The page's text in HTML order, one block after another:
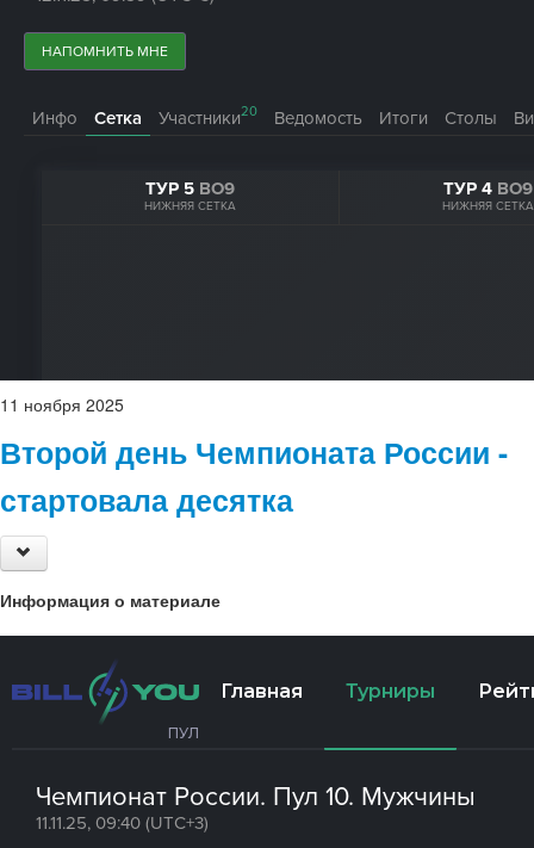
11 ноября 2025
Второй день Чемпионата России -
стартовала десятка
Информация о материале